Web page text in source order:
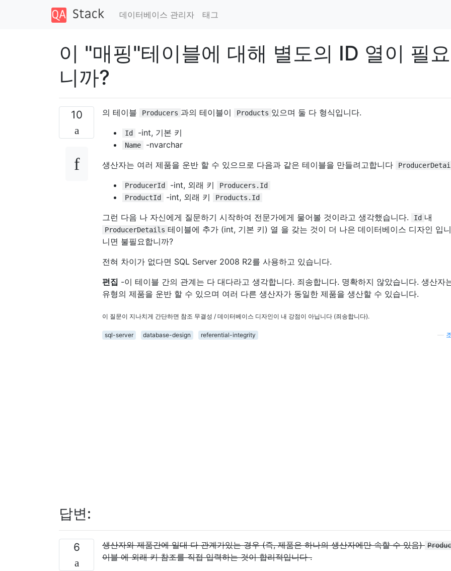
데이터베이스 관리자 태그
이 "매핑"테이블에 대해 별도의 ID 열이 필
니까?
10 의 테이블 Producers 과의 테이블이 Products 있으며 둘 다 형식입니다.
Id -int, 기본 키
Name
-nvarchar
생산자는 여러 제품을 운반 할 수 있으므로 다음과 같은 테이블을 만들려고합니다
ProducerId -int, 외래 키
Producers.Id
ProductId
-int, 외래 키 Products.Id
그런 다음 나 자신에게 질문하기 시작하여 전문가에게 물어볼 것이라고 생각했습니다. Id 내
ProducerDetails 테이블에 추가 (int, 기본 키) 열 을 갖는 것이 더 나은 데이터베이스 디자인 입
니면 불필요합니까?
전혀 차이가 없다면 SQL Server 2008 R2를 사용하고 있습니다.
편집 -이 테이블 간의 관계는 다 대다라고 생각합니다. 죄송합니다. 명확하지 않았습니다. 생산자
유형의 제품을 운반 할 수 있으며 여러 다른 생산자가 동일한 제품을 생산할 수 있습니다.
이 질문이 지나치게 간단하면 참조 무결성 / 데이터베이스 디자인이 내 강점이 아닙니다 (죄송합니다).
sql-server database-design referential-integrity
답변:
6 생산자와 제품간에 일대 다 관계가있는 경우 (즉, 제품은 하나의 생산자에만 속할 수 있음)
이블 에 외래 키 참조를 직접 입력하는 것이 합리적입니다 .